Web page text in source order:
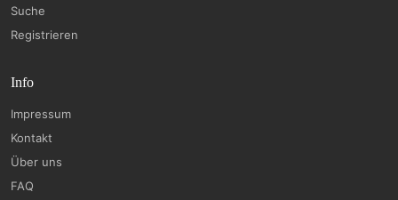
Suche
Registrieren
Info
Impressum
Kontakt
Über uns
FAQ